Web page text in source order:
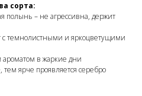
сорта:
– не агрессивна, держит
с темнолистными и яркоцветущими
в жаркие дни
ярче проявляется серебро